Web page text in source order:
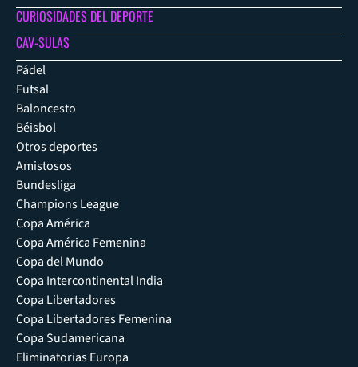
CURIOSIDADES DEL DEPORTE
CAV-SULAS
Pádel
Futsal
Baloncesto
Béisbol
Otros deportes
Amistosos
Bundesliga
Champions League
Copa América
Copa América Femenina
Copa del Mundo
Copa Intercontinental India
Copa Libertadores
Copa Libertadores Femenina
Copa Sudamericana
Eliminatorias Europa